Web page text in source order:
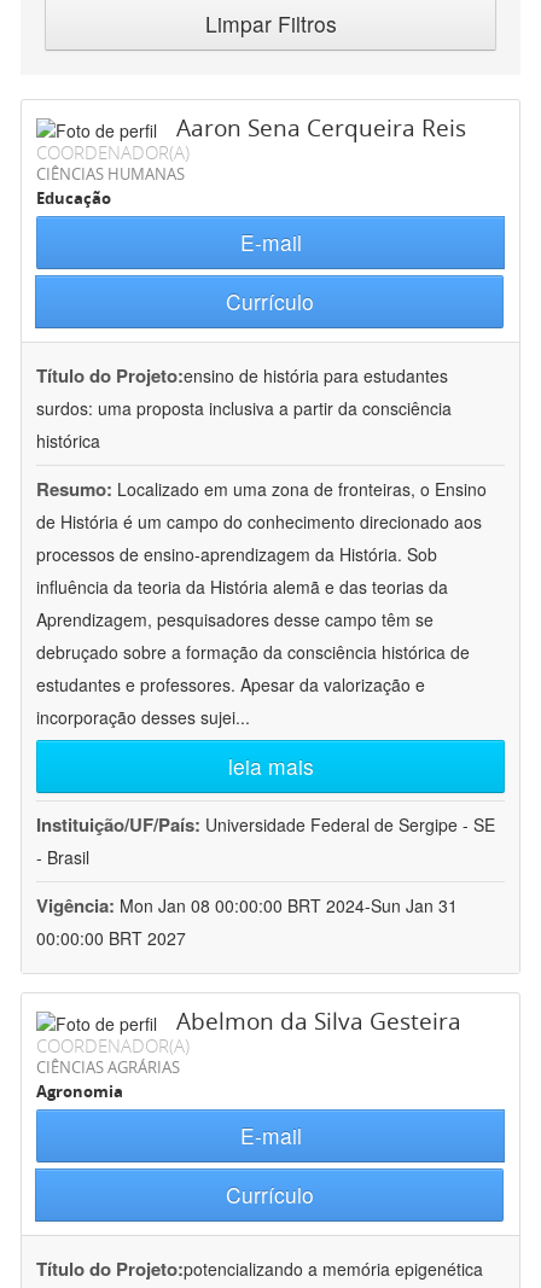
Limpar Filtros
Aaron Sena Cerqueira Reis
COORDENADOR(A)
CIÊNCIAS HUMANAS
Educação
E-mail
Currículo
Título do Projeto:ensino de história para estudantes
surdos: uma proposta inclusiva a partir da consciência
histórica
Resumo: Localizado em uma zona de fronteiras, o Ensino
de História é um campo do conhecimento direcionado aos
processos de ensino-aprendizagem da História. Sob
influência da teoria da História alemã e das teorias da
Aprendizagem, pesquisadores desse campo têm se
debruçado sobre a formação da consciência histórica de
estudantes e professores. Apesar da valorização e
incorporação desses sujei...
leia mais
Instituição/UF/País: Universidade Federal de Sergipe - SE
- Brasil
Vigência: Mon Jan 08 00:00:00 BRT 2024-Sun Jan 31
00:00:00 BRT 2027
Abelmon da Silva Gesteira
COORDENADOR(A)
CIÊNCIAS AGRÁRIAS
Agronomia
E-mail
Currículo
Título do Projeto:potencializando a memória epigenética